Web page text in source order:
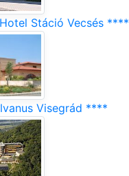
Stáció Vecsés ****
Visegrád ****